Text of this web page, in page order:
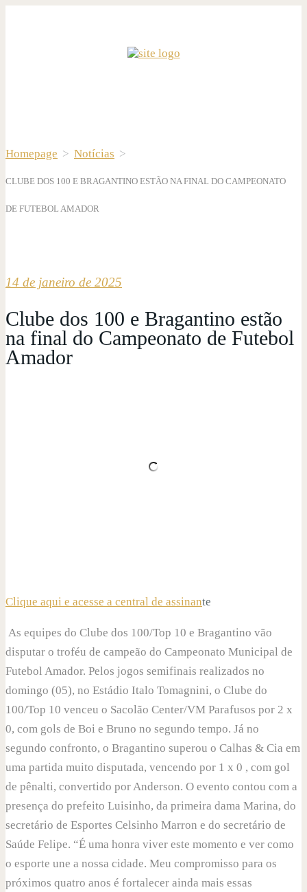
Homepage > Notícias >
CLUBE DOS 100 E BRAGANTINO ESTÃO NA FINAL DO CAMPEONATO
DE FUTEBOL AMADOR
14 de janeiro de 2025
Clube dos 100 e Bragantino estão
na final do Campeonato de Futebol
Amador
Clique aqui e acesse a central de assinante
As equipes do Clube dos 100/Top 10 e Bragantino vão
disputar o troféu de campeão do Campeonato Municipal de
Futebol Amador. Pelos jogos semifinais realizados no
domingo (05), no Estádio Italo Tomagnini, o Clube do
100/Top 10 venceu o Sacolão Center/VM Parafusos por 2 x
0, com gols de Boi e Bruno no segundo tempo. Já no
segundo confronto, o Bragantino superou o Calhas & Cia em
uma partida muito disputada, vencendo por 1 x 0 , com gol
de pênalti, convertido por Anderson. O evento contou com a
presença do prefeito Luisinho, da primeira dama Marina, do
secretário de Esportes Celsinho Marron e do secretário de
Saúde Felipe. “É uma honra viver este momento e ver como
o esporte une a nossa cidade. Meu compromisso para os
próximos quatro anos é fortalecer ainda mais essas